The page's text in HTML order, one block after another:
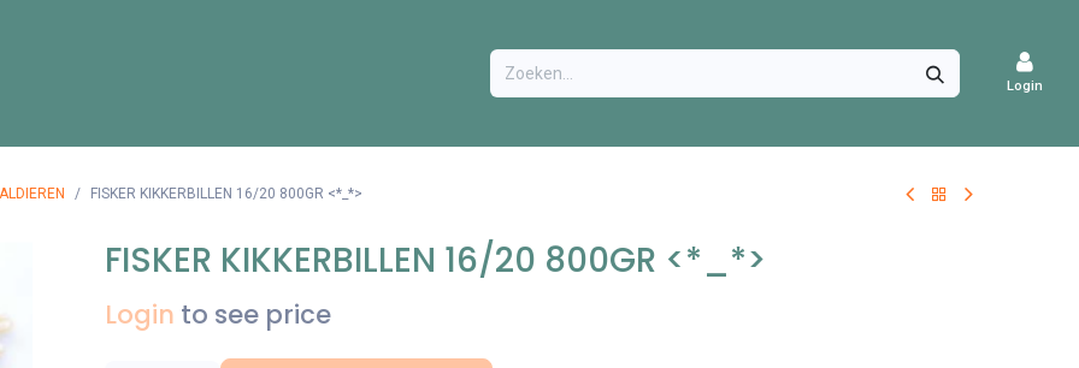
VACATURES
Login
FISKER KIKKERBILLEN 16/20 800GR <*_*>
FISKER KIKKERBILLEN 16/20 800GR <*_*>
Login to see price